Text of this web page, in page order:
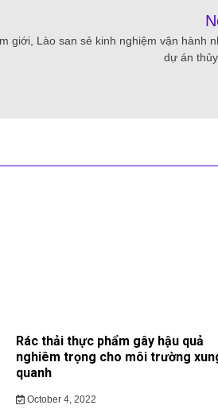
giới, Lào san sẻ kinh nghiệm vận hành
dự án
Rác thải thực phẩm gây hậu quả
nghiêm trọng cho môi trường
quanh
October 4, 2022